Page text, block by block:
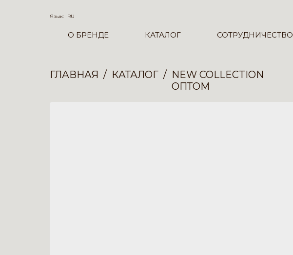
Язык: RU
О БРЕНДЕ КАТАЛОГ СОТРУДНИЧЕСТВО
ГЛАВНАЯ КАТАЛОГ
NEW COLLECTION
ОПТОМ